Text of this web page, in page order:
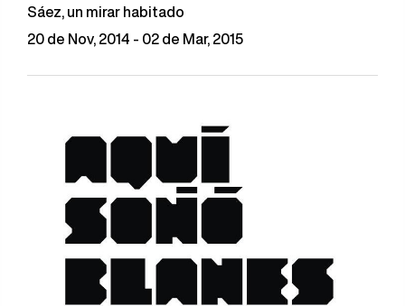
Sáez, un mirar habitado
20 de Nov, 2014 - 02 de Mar, 2015